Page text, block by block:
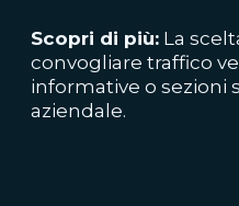
Scopri di più: La
convogliare traffico
informative o sezioni
aziendale.